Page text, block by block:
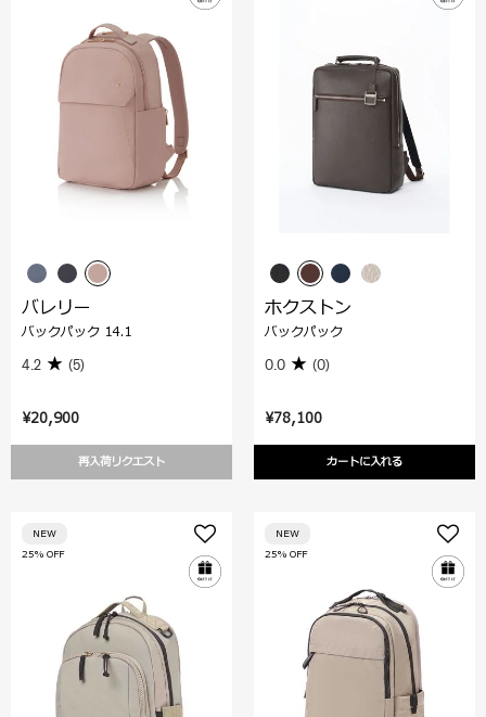
¥20,900
再入荷リクエスト
バレリー
バックパック 14.1
4.2 (5)
¥78,100
カートに入れる
ホクストン
バックパック
0.0 (0)
25% OFF
NEW
25% OFF
NEW